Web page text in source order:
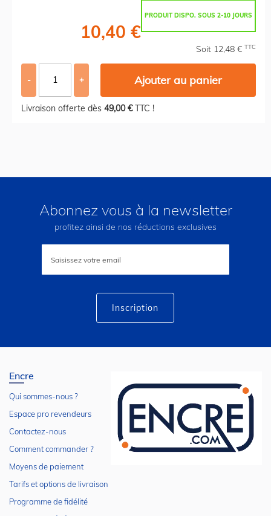
PRODUIT DISPO. SOUS 2-10 JOURS
10,40 €
Soit 12,48 € TTC
- + Ajouter au panier
Livraison offerte dès 49,00 €TTC !
Abonnez vous à la newsletter
profitez ainsi de nos réductions exclusives
lettre
Inscription
Encre
Qui sommes-nous ?
Espace pro revendeurs
Contactez-nous
Comment commander ?
Moyens de paiement
Tarifs et options de livraison
Programme de fidélité